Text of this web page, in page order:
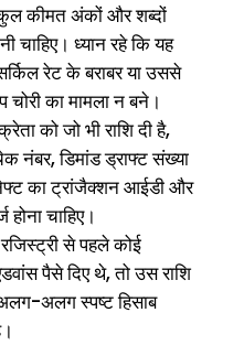
कीमत अंकों और शब्दों
चाहिए। ध्यान रहे कि यह
रेट के बराबर या उससे
चोरी का मामला न बने।
को जो भी राशि दी है,
डिमांड ड्राफ्ट संख्या
का ट्रांजैक्शन आईडी और
चाहिए।
से पहले कोई
पैसे दिए थे, तो उस राशि
अलग स्पष्ट हिसाब